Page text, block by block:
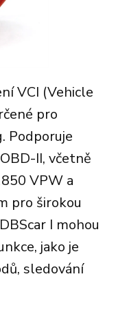
VCI (Vehicle
pro
Podporuje
II, včetně
VPW a
pro širokou
I mohou
jako je
sledování